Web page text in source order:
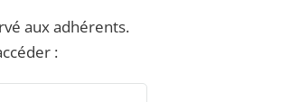
aux adhérents.
: